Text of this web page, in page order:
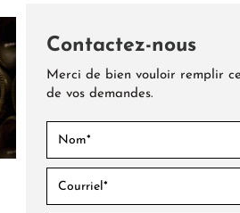
Contactez-nous
Merci de bien vouloir remplir
de vos demandes.